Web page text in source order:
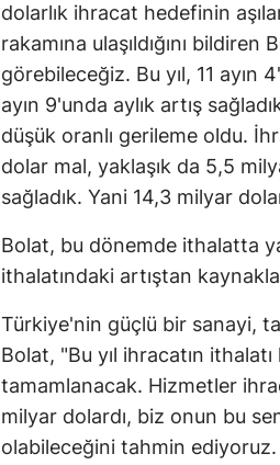
dolarlık ihracat hedefinin
rakamına ulaşıldığını
görebileceğiz. Bu yıl, 11 ayın
ayın 9'unda aylık artış
düşük oranlı gerileme oldu.
dolar mal, yaklaşık da 5,5
sağladık. Yani 14,3 milyar
Bolat, bu dönemde ithalatta
ithalatındaki artıştan
Türkiye'nin güçlü bir sanayi,
Bolat, "Bu yıl ihracatın
tamamlanacak. Hizmetler
milyar dolardı, biz onun bu
olabileceğini tahmin ediyoruz.